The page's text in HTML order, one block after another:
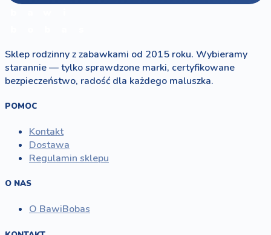
Sklep rodzinny z zabawkami od 2015 roku. Wybieramy
starannie — tylko sprawdzone marki, certyfikowane
bezpieczeństwo, radość dla każdego maluszka.
POMOC
Kontakt
Dostawa
Regulamin sklepu
O NAS
O BawiBobas